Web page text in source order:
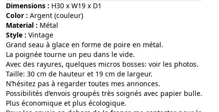
Dimensions : H30 x W19 x D1
Color :
argent (couleur)
Material :
métal
Style :
vintage
Grand seau à glace en forme de poire en métal.
La poignée tourne un peu dans le vide.
Avec des rayures, quelques micros bosses: voir les photos.
Taille: 30 cm de hauteur et 19 cm de largeur.
N’hésitez pas à regarder toutes mes annonces.
Possibilités d’envois groupés très soignés avec papier bulle.
Plus économique et plus écologique.